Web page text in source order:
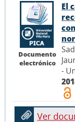
Documento
electrónico
El
-
Ver